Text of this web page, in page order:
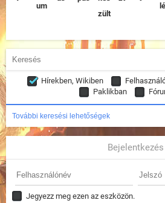
um
zült
Hírekben, Wikiben
Paklikban
További keresési lehetőségek
Bejelentkezés
Jegyezz meg ezen az eszközön.